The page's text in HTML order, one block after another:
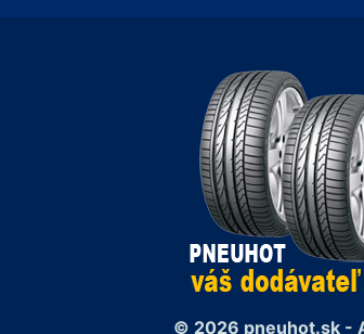
© 2026 pneuhot.sk -